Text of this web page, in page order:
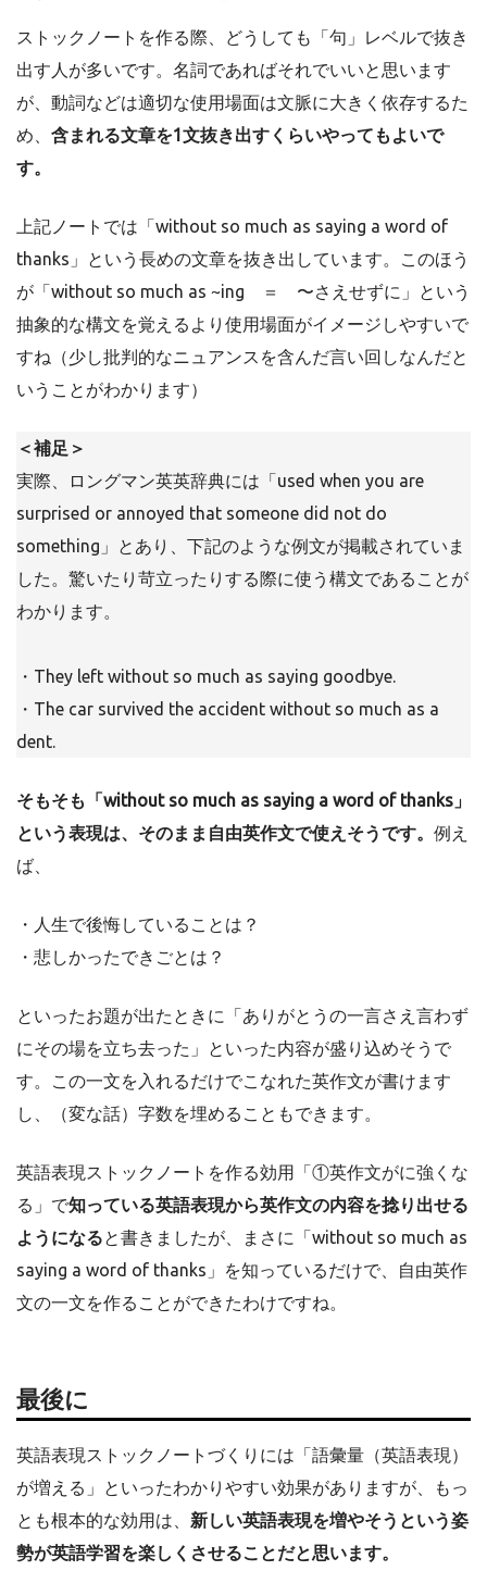
ストックノートを作る際、どうしても「句」レベルで抜き
出す人が多いです。名詞であればそれでいいと思います
が、動詞などは適切な使用場面は文脈に大きく依存するた
め、 含まれる文章を1文抜き出すくらいやってもよいで
す。
上記ノートでは「without so much as saying a word of
thanks」という長めの文章を抜き出しています。このほう
が「without so much as ~ing ＝ 〜さえせずに」という
抽象的な構文を覚えるより使用場面がイメージしやすいで
すね（少し批判的なニュアンスを含んだ言い回しなんだと
いうことがわかります）
＜補足＞
実際、ロングマン英英辞典には「used when you are
surprised or annoyed that someone did not do
something」とあり、下記のような例文が掲載されていま
した。驚いたり苛立ったりする際に使う構文であることが
わかります。
・They left without so much as saying goodbye.
・The car survived the accident without so much as a
dent.
そもそも「without so much as saying a word of thanks」
という表現は、そのまま自由英作文で使えそうです。 例え
ば、
・人生で後悔していることは？
・悲しかったできごとは？
といったお題が出たときに「ありがとうの一言さえ言わず
にその場を立ち去った」といった内容が盛り込めそうで
す。この一文を入れるだけでこなれた英作文が書けます
し、（変な話）字数を埋めることもできます。
英語表現ストックノートを作る効用「①英作文がに強くな
る」で知っている英語表現から英作文の内容を捻り出せる
ようになると書きましたが、まさに「without so much as
saying a word of thanks」を知っているだけで、自由英作
文の一文を作ることができたわけですね。
最後に
英語表現ストックノートづくりには「語彙量（英語表現）
が増える」といったわかりやすい効果がありますが、もっ
とも根本的な効用は、 新しい英語表現を増やそうという姿
勢が英語学習を楽しくさせることだと思います。